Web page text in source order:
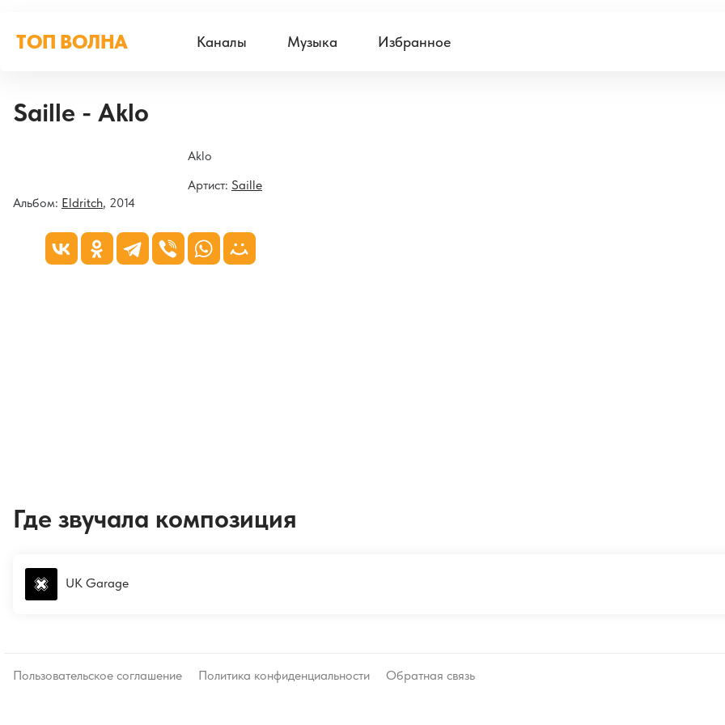
ТОП ВОЛНА Каналы Музыка Избранное
Saille - Aklo
Aklo
Артист: Saille
Альбом: Eldritch, 2014
Где звучала композиция
UK Garage
Пользовательское соглашение Политика конфиденциальности Обратная связь